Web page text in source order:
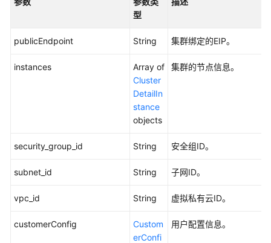
据
成
理
型
publicEndpoint String 集群绑定的EIP。
instances
Array of
Cluster
DetailIn
stance
objects
集群的节点信息。
security_group_id String 安全组ID。
subnet_id String 子网ID。
vpc_id String 虚拟私有云ID。
customerConfig
Custom
erConfi
用户配置信息。